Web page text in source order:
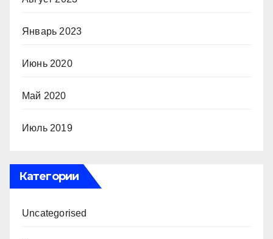
Январь 2023
Июнь 2020
Май 2020
Июль 2019
Категории
Uncategorised